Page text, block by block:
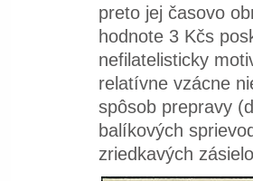
preto jej časovo
hodnote 3 Kčs
nefilatelisticky
relatívne vzácne
spôsob prepravy
balíkových
zriedkavých